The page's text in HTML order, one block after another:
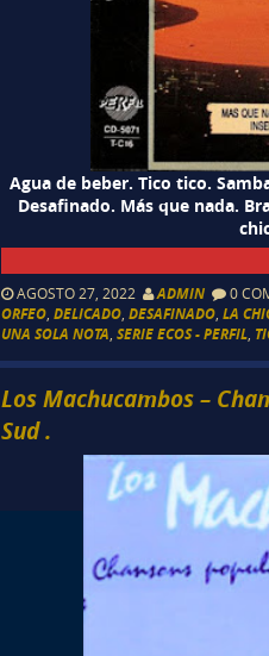
Agua de beber. Tico tico.
Desafinado. Más que nada.
AGOSTO 27, 2022 ADMIN 0
ORFEO ,DELICADO ,DESAFINADO ,LA
UNA SOLA NOTA ,SERIE ECOS - PERFIL
Los Machucambos –
Sud .